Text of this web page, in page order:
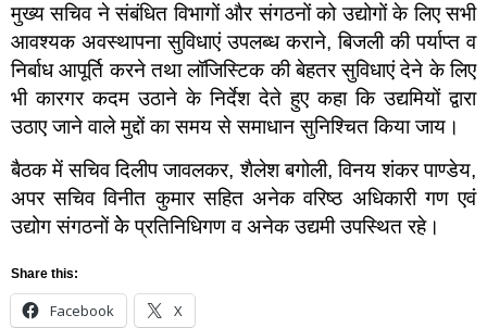
मुख्य सचिव ने संबंधित विभागों और संगठनों को उद्योगों के लिए सभी
आवश्यक अवस्थापना सुविधाएं उपलब्ध कराने, बिजली की पर्याप्त व
निर्बाध आपूर्ति करने तथा लॉजिस्टिक की बेहतर सुविधाएं देने के लिए
भी कारगर कदम उठाने के निर्देश देते हुए कहा कि उद्यमियों द्वारा
उठाए जाने वाले मुद्दों का समय से समाधान सुनिश्चित किया जाय।
बैठक में सचिव दिलीप जावलकर, शैलेश बगोली, विनय शंकर पाण्डेय,
अपर सचिव विनीत कुमार सहित अनेक वरिष्ठ अधिकारी गण एवं
उद्योग संगठनों केे प्रतिनिधिगण व अनेक उद्यमी उपस्थित रहे।
Share this:
Facebook X